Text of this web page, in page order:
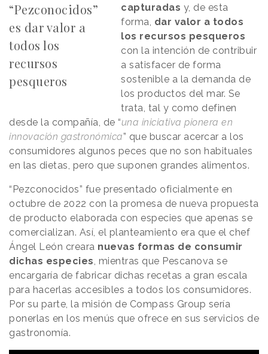
“Pezconocidos”
es dar valor a
todos los
recursos
pesqueros
capturadas y, de esta
forma, dar valor a todos
los recursos pesqueros
con la intención de contribuir
a satisfacer de forma
sostenible a la demanda de
los productos del mar. Se
trata, tal y como definen
desde la compañía, de “una iniciativa pionera en
innovación gastronómica” que buscar acercar a los
consumidores algunos peces que no son habituales
en las dietas, pero que suponen grandes alimentos.
“Pezconocidos” fue presentado oficialmente en
octubre de 2022 con la promesa de nueva propuesta
de producto elaborada con especies que apenas se
comercializan. Así, el planteamiento era que el chef
Ángel León creara nuevas formas de consumir
dichas especies , mientras que Pescanova se
encargaría de fabricar dichas recetas a gran escala
para hacerlas accesibles a todos los consumidores.
Por su parte, la misión de Compass Group sería
ponerlas en los menús que ofrece en sus servicios de
gastronomía.